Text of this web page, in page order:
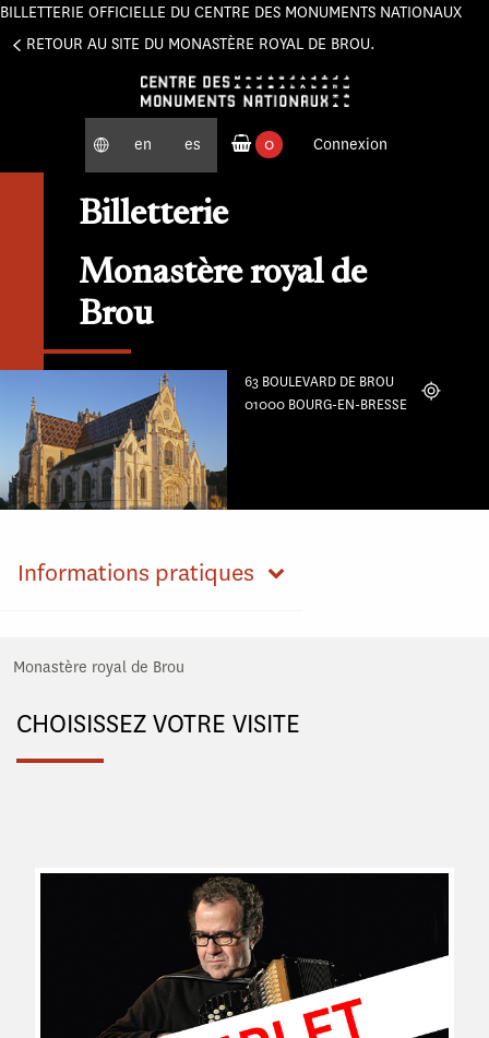
BILLETTERIE OFFICIELLE DU CENTRE DES MONUMENTS NATIONAUX
RETOUR AU SITE DU MONASTÈRE ROYAL DE BROU.
en es
0
Connexion
Billetterie
Monastère royal de
Brou
63 BOULEVARD DE BROU
01000 BOURG-EN-BRESSE
Localiser
Informations pratiques
Monastère royal de Brou
CHOISISSEZ VOTRE VISITE
Panneau de gestion des cookies